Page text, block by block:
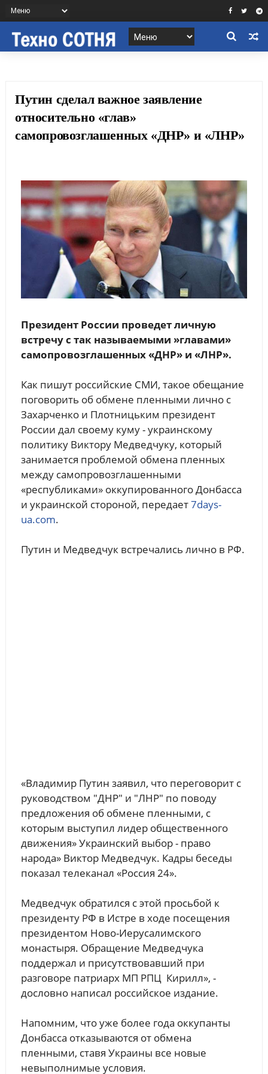
Путин сделал важное заявление
относительно «глав»
самопровозглашенных «ДНР» и «ЛНР»
Президент России проведет личную
встречу с так называемыми »главами»
самопровозглашенных «ДНР» и «ЛНР».
Как пишут российские СМИ, такое обещание
поговорить об обмене пленными лично с
Захарченко и Плотницьким президент
России дал своему куму - украинскому
политику Виктору Медведчуку, который
занимается проблемой обмена пленных
между самопровозглашенными
«республиками» оккупированного Донбасса
и украинской стороной, передает7days-
ua.com.
Путин и Медведчук встречались лично в РФ.
«Владимир Путин заявил, что переговорит с
руководством "ДНР" и "ЛНР" по поводу
предложения об обмене пленными, с
которым выступил лидер общественного
движения» Украинский выбор - право
народа» Виктор Медведчук. Кадры беседы
показал телеканал «Россия 24».
Медведчук обратился с этой просьбой к
президенту РФ в Истре в ходе посещения
президентом Ново-Иерусалимского
монастыря. Обращение Медведчука
поддержал и присутствовавший при
разговоре патриарх МП РПЦ Кирилл», -
дословно написал российское издание.
Напомним, что уже более года оккупанты
Донбасса отказываются от обмена
пленными, ставя Украины все новые
невыполнимые условия.